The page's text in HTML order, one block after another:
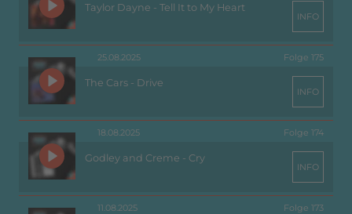
Taylor Dayne - Tell It to My Heart
INFO
25.08.2025 Folge 175
The Cars - Drive
INFO
18.08.2025 Folge 174
Godley and Creme - Cry
INFO
11.08.2025 Folge 173